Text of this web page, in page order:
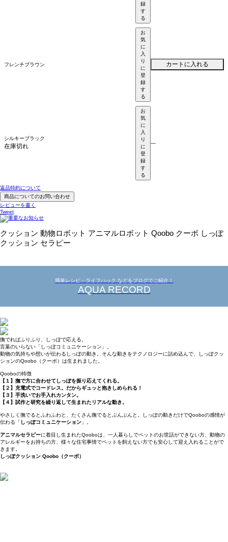
録
す
る
フレンチブラウン
お
気
に
入
り
に
登
録
す
る
カートに入れる
シルキーブラック
在庫切れ
お
気
に
入
り
に
登
録
す
る
—
返品特約について
商品についてのお問い合わせ
レビューを書く
Tweet
クッション 動物ロボット アニマルロボット Qoobo クーボ しっぽ
クッション セラピー
簡単レシピ・ライフハック などをブログでご紹介！
AQUA RECORD
撫でればふりふり、しっぽで応える。
言葉のいらない「しっぽコミュニケーション」。
動物の気持ちや想いが伝わるしっぽの動き。そんな動きをテクノロジーに詰め込んで、しっぽクッ
ションのQoobo（クーボ）は生まれました。
Qooboの特徴
【１】撫で方に合わせてしっぽを振り応えてくれる。
【２】充電式でコードレス。だからギュッと抱きしめられる！
【３】手洗いでお手入れカンタン。
【４】試作と研究を繰り返して生まれたリアルな動き。
やさしく撫でるとふわふわと、たくさん撫でるとぶんぶんと。しっぽの動きだけでQooboの感情が
伝わる「 しっぽコミュニケーション 」。
アニマルセラピーに着目し生まれたQooboは、一人暮らしでペットのお世話ができない方、動物の
アレルギーをお持ちの方、様々な住宅事情でペットを飼えない方でも安心して迎え入れることがで
きます。
しっぽクッション Qoobo（クーボ）